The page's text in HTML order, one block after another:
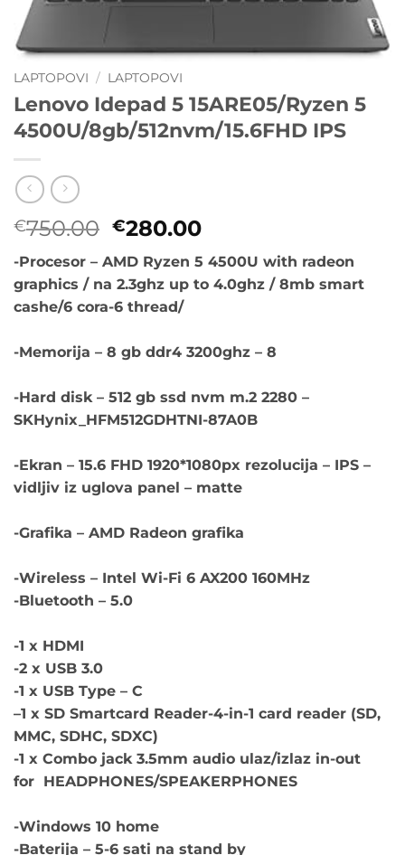
LAPTOPOVI / LAPTOPOVI
Lenovo Idepad 5 15ARE05/Ryzen 5
4500U/8gb/512nvm/15.6FHD IPS
€750.00 Originalna
cena
je
bila:
€750.00.
€280.00Trenutna
cena
je:
€280.00.
-Procesor – AMD Ryzen 5 4500U with radeon
graphics / na 2.3ghz up to 4.0ghz / 8mb smart
cashe/6 cora-6 thread/
-Memorija – 8 gb ddr4 3200ghz – 8
-Hard disk – 512 gb ssd nvm m.2 2280 –
SKHynix_HFM512GDHTNI-87A0B
-Ekran – 15.6 FHD 1920*1080px rezolucija – IPS –
vidljiv iz uglova panel – matte
-Grafika – AMD Radeon grafika
-Wireless – Intel Wi-Fi 6 AX200 160MHz
-Bluetooth – 5.0
-1 x HDMI
-2 x USB 3.0
-1 x USB Type – C
–1 x SD Smartcard Reader-4-in-1 card reader (SD,
MMC, SDHC, SDXC)
-1 x Combo jack 3.5mm audio ulaz/izlaz in-out
for HEADPHONES/SPEAKERPHONES
-Windows 10 home
-Baterija – 5-6 sati na stand by